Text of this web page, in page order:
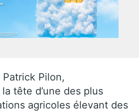
Pilon,
tête d’une des plus
agricoles élevant des